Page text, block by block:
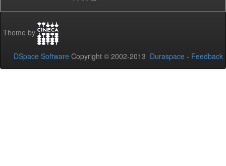
Theme by
DSpace Software Copyright © 2002-2013 Duraspace - Feedback